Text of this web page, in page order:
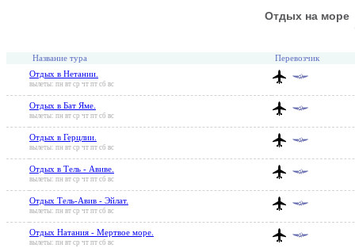
Отдых на море
Название тура Перевозчик
Отдых в Нетании.
вылеты: пн вт ср чт пт сб вс
Отдых в Бат Яме.
вылеты: пн вт ср чт пт сб вс
Отдых в Герцлии.
вылеты: пн вт ср чт пт сб вс
Отдых в Тель - Авиве.
вылеты: пн вт ср чт пт сб вс
Отдых Тель-Авив - Эйлат.
вылеты: пн вт ср чт пт сб вс
Отдых Натания - Мертвое море.
вылеты: пн вт ср чт пт сб вс